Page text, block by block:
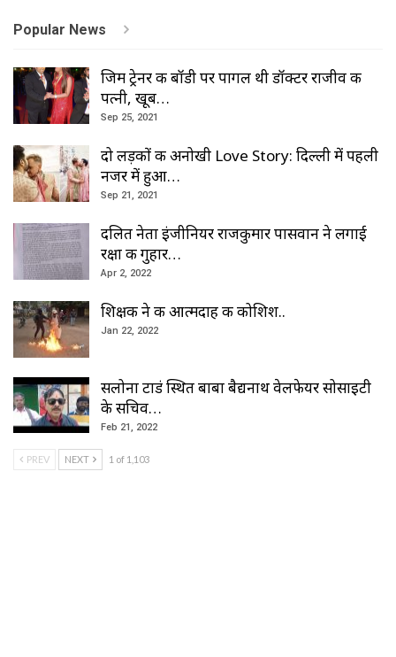
Popular News
जिम ट्रेनर की बॉडी पर पागल थी डॉक्टर राजीव की
पत्नी, खूब…
Sep 25, 2021
दो लड़कों की अनोखी Love Story: दिल्ली में पहली
नजर में हुआ…
Sep 21, 2021
दलित नेता इंजीनियर राजकुमार पासवान ने लगाई
रक्षा की गुहार…
Apr 2, 2022
शिक्षक ने की आत्मदाह की कोशिश..
Jan 22, 2022
सलोना टाडं स्थित बाबा बैद्यनाथ वेलफेयर सोसाइटी
के सचिव…
Feb 21, 2022
PREV NEXT 1 of 1,103